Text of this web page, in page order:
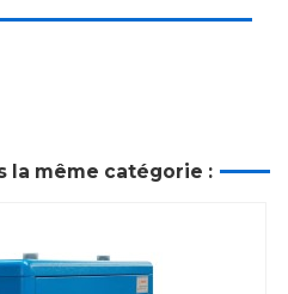
la même catégorie :